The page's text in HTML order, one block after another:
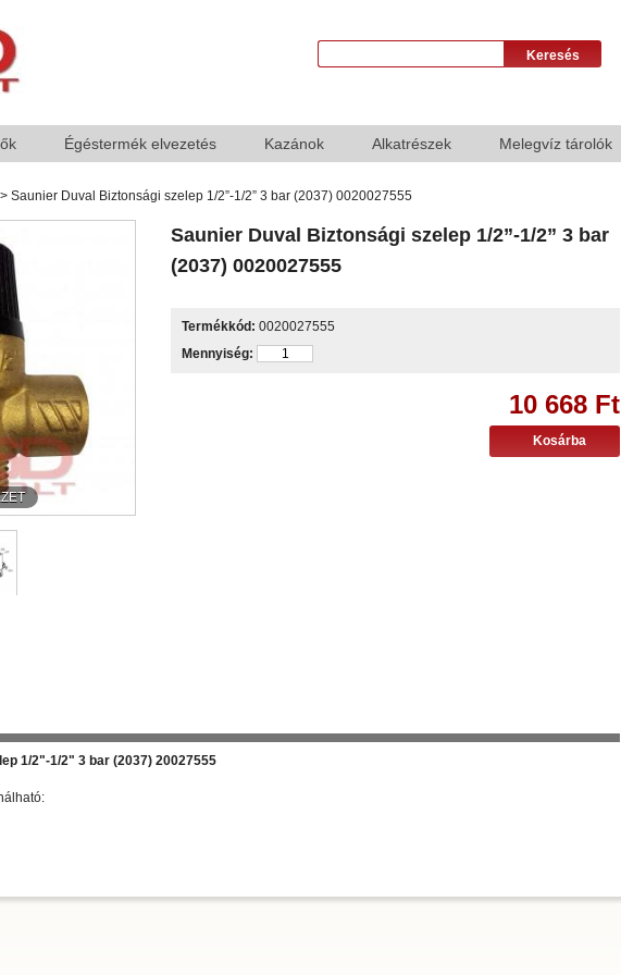
Égéstermék elvezetés Kazánok Alkatrészek Melegvíz tárolók
> Saunier Duval Biztonsági szelep 1/2”-1/2” 3 bar (2037) 0020027555
Saunier Duval Biztonsági szelep 1/2”-1/2” 3 bar
(2037) 0020027555
Termékkód: 0020027555
Mennyiség:
10 668 Ft
1/2"-1/2" 3 bar (2037) 20027555